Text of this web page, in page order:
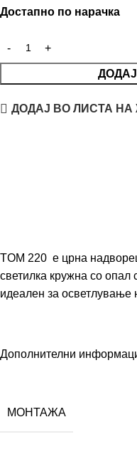
Достапно по нарачка
ДОДАЈ ВО ЛИСТА НА
TOM 220 е црна
светилка кружна со опал
идеален за осветлување
Дополнителни
МОНТАЖА